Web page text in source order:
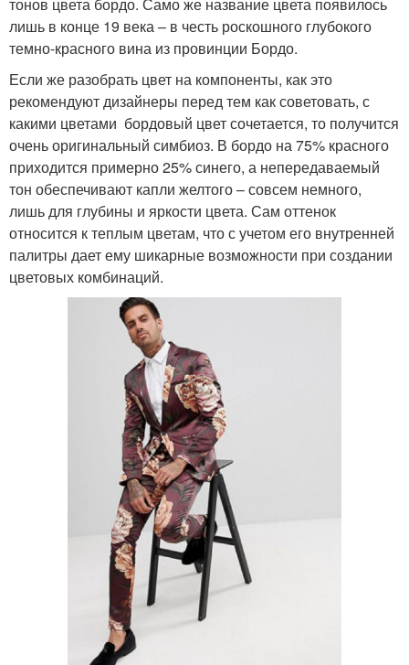
лишь в конце 19 века – в честь роскошного глубокого
темно-красного вина из провинции Бордо.
Если же разобрать цвет на компоненты, как это
рекомендуют дизайнеры перед тем как советовать, с
какими цветами бордовый цвет сочетается, то получится
очень оригинальный симбиоз. В бордо на 75% красного
приходится примерно 25% синего, а непередаваемый
тон обеспечивают капли желтого – совсем немного,
лишь для глубины и яркости цвета. Сам оттенок
относится к теплым цветам, что с учетом его внутренней
палитры дает ему шикарные возможности при создании
цветовых комбинаций.